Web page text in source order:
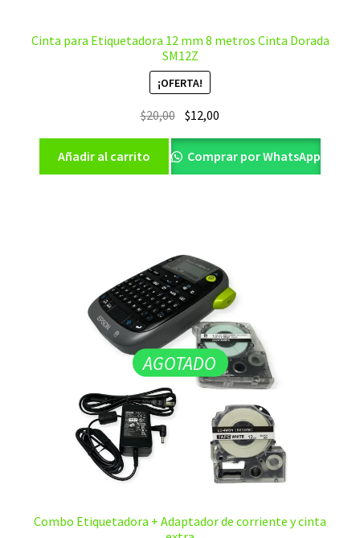
Cinta para Etiquetadora 12 mm 8 metros Cinta Dorada
SM12Z
¡OFERTA!
$20,00 El
precio
original
era:
$12,00
precio
actual
es:
Añadir al carrito Comprar por WhatsApp
AGOTADO
Combo Etiquetadora + Adaptador de corriente y cinta